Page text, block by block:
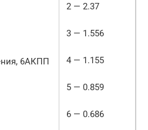
6АКПП
2 — 2.37
3 — 1.556
4 — 1.155
5 — 0.859
6 — 0.686